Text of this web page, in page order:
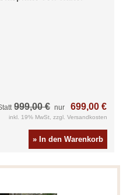
999,00 € nur 699,00 €
inkl. 19% MwSt, zzgl. Versandkosten
» In den Warenkorb